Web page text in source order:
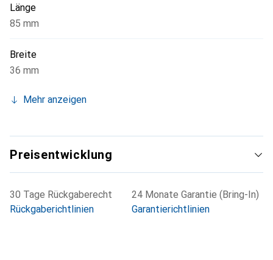
Länge
85 mm
Breite
36 mm
Mehr anzeigen
Preisentwicklung
30 Tage Rückgaberecht
Rückgaberichtlinien
24 Monate Garantie (Bring-In)
Garantierichtlinien